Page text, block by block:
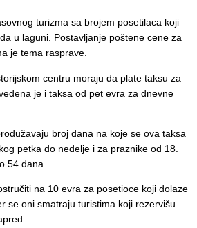
turizma sa brojem posetilaca koji
u laguni. Postavljanje poštene cene za
je tema rasprave.
centru moraju da plate taksu za
je i taksa od pet evra za dnevne
broj dana na koje se ova taksa
petka do nedelje i za praznike od 18.
54 dana.
na 10 evra za posetioce koji dolaze
se oni smatraju turistima koji rezervišu